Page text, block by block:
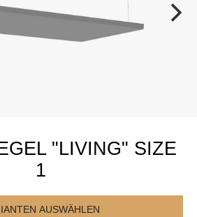
"LIVING" SIZE
1
AUSWÄHLEN